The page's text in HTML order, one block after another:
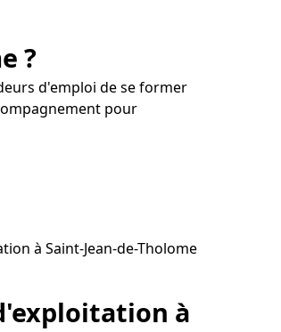
?
d'emploi de se former
pour
à Saint-Jean-de-Tholome
à